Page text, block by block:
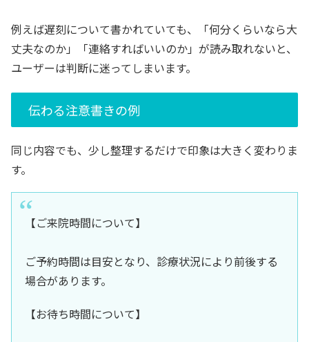
例えば遅刻について書かれていても、「何分くらいなら大
丈夫なのか」「連絡すればいいのか」が読み取れないと、
ユーザーは判断に迷ってしまいます。
伝わる注意書きの例
同じ内容でも、少し整理するだけで印象は大きく変わりま
す。
【ご来院時間について】
ご予約時間は目安となり、診療状況により前後する
場合があります。
【お待ち時間について】